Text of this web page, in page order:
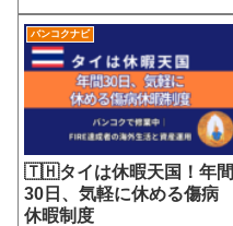
7700円の選定療養費が示
す医療サービスの未来
バンコクナビ
🇹🇭タイは休暇天国！年間
30日、気軽に休める傷病
休暇制度